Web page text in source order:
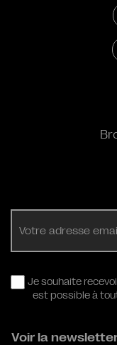
Je souhaite
est possible à
Voir la